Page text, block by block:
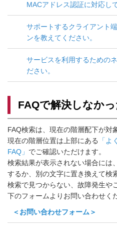
MACアドレス認証に対応し
サポートするクライアント
ンを教えてください。
サービスを利用するための
ださい。
FAQで解決しなか
FAQ検索は、現在の階層配下が対
現在の階層位置は上部にある
「
FAQ」 でご確認いただけます。
検索結果が表示されない場合には
するか、別の文字に置き換えて検
検索で見つからない、故障発生や
下のフォームよりお問い合わせく
＜お問い合わせフォーム＞